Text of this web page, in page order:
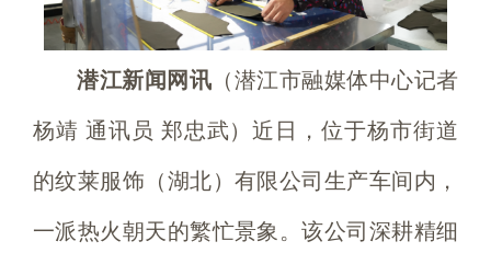
潜江新闻网讯 （潜江市融媒体中心记者
杨靖 通讯员 郑忠武）近日，位于杨市街道
的纹莱服饰（湖北）有限公司生产车间内，
一派热火朝天的繁忙景象。该公司深耕精细